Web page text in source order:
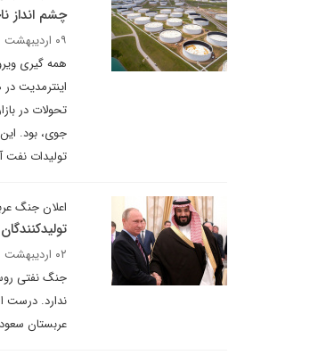
چشم‌ انداز
۰۹ اردیبهشت ۱۳۹۹
همه گیری
اینترمدیت
تحولات در
جوی، بود.
تولیدات نفت
اعلان جنگ
۰۲ اردیبهشت ۱۳۹۹
جنگ نفتی
ندارد. درست
عربستان